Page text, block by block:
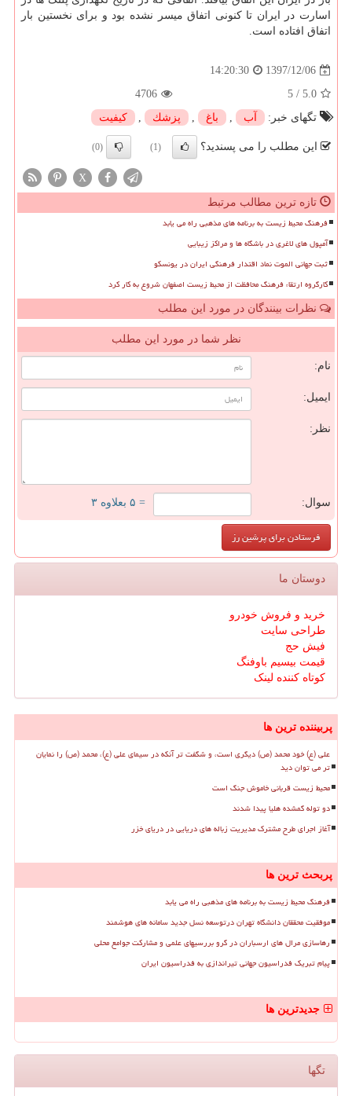
اسارت در ایران تا كنونی اتفاق میسر نشده بود و برای نخستین بار
اتفاق افتاده است.
1397/12/06
14:20:30
5.0
/
5
4706
تگهای خبر:
آب , باغ , پزشك , كیفیت
این مطلب را می پسندید؟ (1)
(0)
X
تازه ترین مطالب مرتبط
فرهنگ محیط زیست به برنامه های مذهبی راه می یابد
آمپول های لاغری در باشگاه ها و مراکز زیبایی
ثبت جهانی الموت نماد اقتدار فرهنگی ایران در یونسکو
کارگروه ارتقاء فرهنگ محافظت از محیط زیست اصفهان شروع به کار کرد
نظرات بینندگان در مورد این مطلب
نظر شما در مورد این مطلب
نام:
ایمیل:
نظر:
سوال: = ۵ بعلاوه ۳
دوستان ما
خرید و فروش خودرو
طراحی سایت
فیش حج
قیمت بیسیم باوفنگ
کوتاه کننده لینک
پربیننده ترین ها
علی (ع) خود محمد (ص) دیگری است، و شگفت تر آنکه در سیمای علی (ع)، محمد (ص) را نمایان
تر می توان دید
محیط زیست قربانی خاموش جنگ است
دو توله گمشده هلیا پیدا شدند
آغاز اجرای طرح مشترک مدیریت زباله های دریایی در دریای خزر
پربحث ترین ها
فرهنگ محیط زیست به برنامه های مذهبی راه می یابد
موفقیت محققان دانشگاه تهران درتوسعه نسل جدید سامانه های هوشمند
رهاسازی مرال های ارسباران در گرو بررسیهای علمی و مشارکت جوامع محلی
پیام تبریک فدراسیون جهانی تیراندازی به فدراسیون ایران
جدیدترین ها
تگها